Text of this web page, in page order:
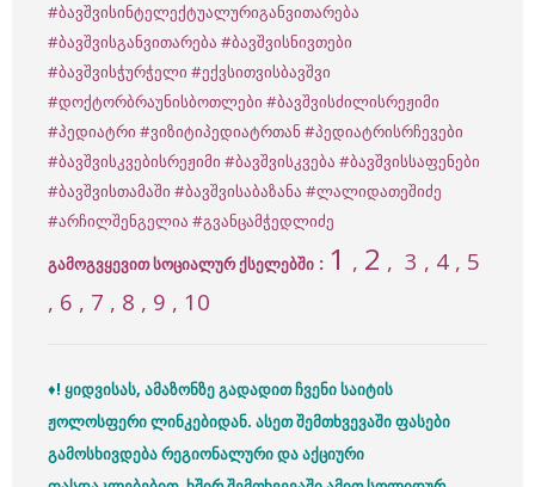
#ბავშვისინტელექტუალურიგანვითარება
#ბავშვისგანვითარება #ბავშვისნივთები
#ბავშვისჭურჭელი #ექვსითვისბავშვი
#დოქტორბრაუნისბოთლები #ბავშვისძილისრეჟიმი
#პედიატრი #ვიზიტიპედიატრთან#პედიატრისრჩევები
#ბავშვისკვებისრეჟიმი #ბავშვისკვება #ბავშვისსაფენები
#ბავშვისთამაში #ბავშვისაბაზანა #ლალიდათეშიძე
#არჩილშენგელია #გვანცამჭედლიძე
გამოგვყევით სოციალურ ქსელებში : 1 , 2 , 3 , 4 , 5
, 6 , 7 , 8 , 9 , 10
♦! ყიდვისას, ამაზონზე გადადით ჩვენი საიტის
ჟოლოსფერი ლინკებიდან. ასეთ შემთხვევაში ფასები
გამოსხივდება რეგიონალური დააქციური